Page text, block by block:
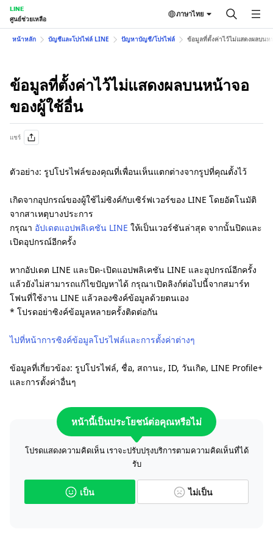
LINE
ศูนย์ช่วยเหลือ
ภาษาไทย
หน้าหลัก บัญชีและโปรไฟล์ LINE ปัญหาบัญชี/โปรไฟล์ ข้อมูลที่ตั้งค่าไว้ไม่แสดงผลบนห
ข้อมูลที่ตั้งค่าไว้ไม่แสดงผลบนหน้าจอ
ของผู้ใช้อื่น
แชร์
ตัวอย่าง: รูปโปรไฟล์ของคุณที่เพื่อนเห็นแตกต่างจากรูปที่คุณตั้งไว้
เกิดจากอุปกรณ์ของผู้ใช้ไม่ซิงค์กับเซิร์ฟเวอร์ของ LINE โดยอัตโนมัติ
จากสาเหตุบางประการ
กรุณา อัปเดตแอปพลิเคชัน LINE ให้เป็นเวอร์ชันล่าสุด จากนั้นปิดและ
เปิดอุปกรณ์อีกครั้ง
หากอัปเดต LINE และปิด-เปิดแอปพลิเคชัน LINE และอุปกรณ์อีกครั้ง
แล้วยังไม่สามารถแก้ไขปัญหาได้ กรุณาเปิดลิงก์ต่อไปนี้จากสมาร์ท
โฟนที่ใช้งาน LINE แล้วลองซิงค์ข้อมูลด้วยตนเอง
* โปรดอย่าซิงค์ข้อมูลหลายครั้งติดต่อกัน
ไปที่หน้าการซิงค์ข้อมูลโปรไฟล์และการตั้งค่าต่างๆ
ข้อมูลที่เกี่ยวข้อง: รูปโปรไฟล์, ชื่อ, สถานะ, ID, วันเกิด, LINE Profile+
และการตั้งค่าอื่นๆ
หน้านี้เป็นประโยชน์ต่อคุณหรือไม่
โปรดแสดงความคิดเห็น เราจะปรับปรุงบริการตามความคิดเห็นที่ได้
รับ
เป็น ไม่เป็น